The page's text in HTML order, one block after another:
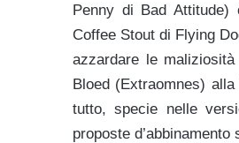
Penny di Bad Attitude)
Coffee Stout di Flying
azzardare le
Bloed (Extraomnes)
tutto, specie nelle
proposte d’abbinamento